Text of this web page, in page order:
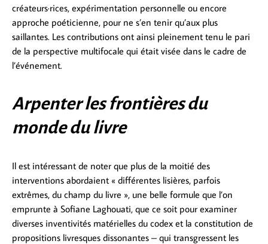
créateurs·rices, expérimentation personnelle ou encore
approche poéticienne, pour ne s’en tenir qu’aux plus
saillantes. Les contributions ont ainsi pleinement tenu le pari
de la perspective multifocale qui était visée dans le cadre de
l’événement.
Arpenter les frontières du
monde du livre
Il est intéressant de noter que plus de la moitié des
interventions abordaient « différentes lisières, parfois
extrêmes, du champ du livre », une belle formule que l’on
emprunte à Sofiane Laghouati, que ce soit pour examiner
diverses inventivités matérielles du codex et la constitution de
propositions livresques dissonantes – qui transgressent les